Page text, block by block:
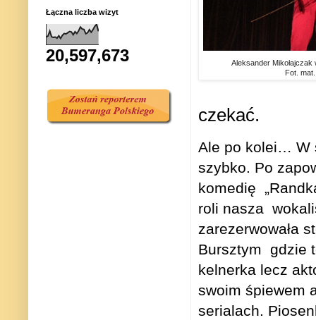
Aleksander
Fot.
czekać.
Ale po kolei… W
szybko. Po
komedię
roli nasza
zarezerwowała
Bursztym gdzie
kelnerka lecz
swoim śpiewem
serialach.
Łączna liczba wizyt
20,597,673